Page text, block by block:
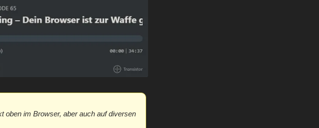
oben im Browser, aber auch auf diversen